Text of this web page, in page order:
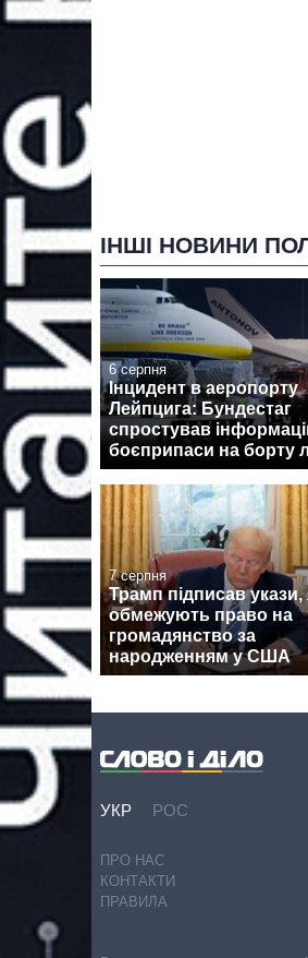
ІНШІ НОВИНИ
6 серпня
Інцидент в аеропорту
Лейпцига: Бундестаг
спростував
боєприпаси на борту
7 серпня
Трамп підписав укази,
обмежують право на
громадянство за
народженням у США
УКР РОС
ПРО НАС
КОНТАКТИ
ПРАВИЛА